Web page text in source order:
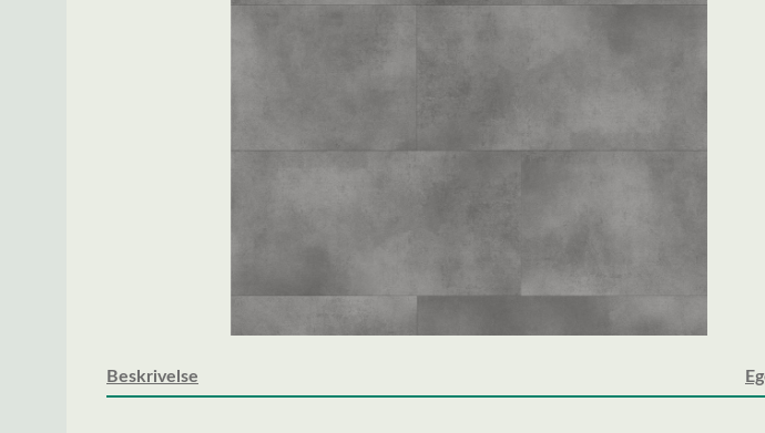
Beskrivelse